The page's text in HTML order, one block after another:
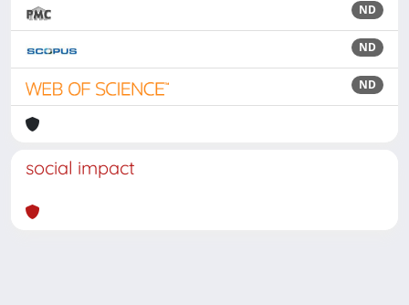
ND
ND
ND
social impact